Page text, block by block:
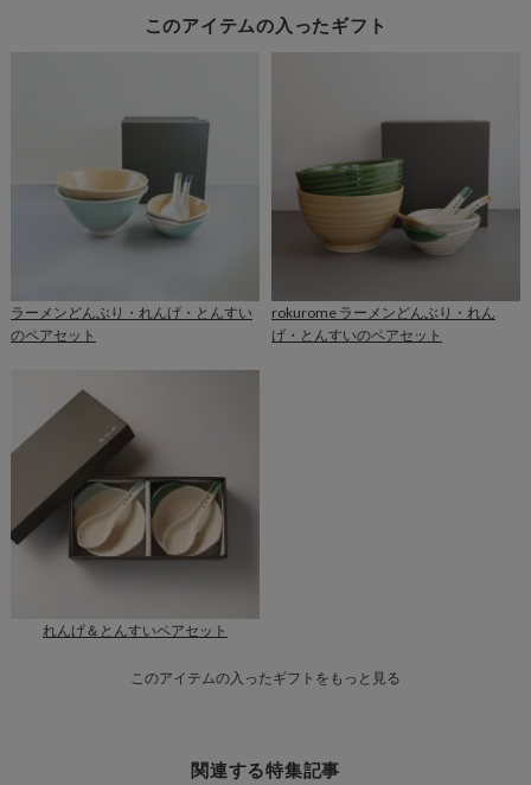
このアイテムの入ったギフト
ラーメンどんぶり・れんげ・とんすい
のペアセット
rokurome ラーメンどんぶり・れん
げ・とんすいのペアセット
れんげ＆とんすいペアセット
このアイテムの入ったギフトをもっと見る
関連する特集記事